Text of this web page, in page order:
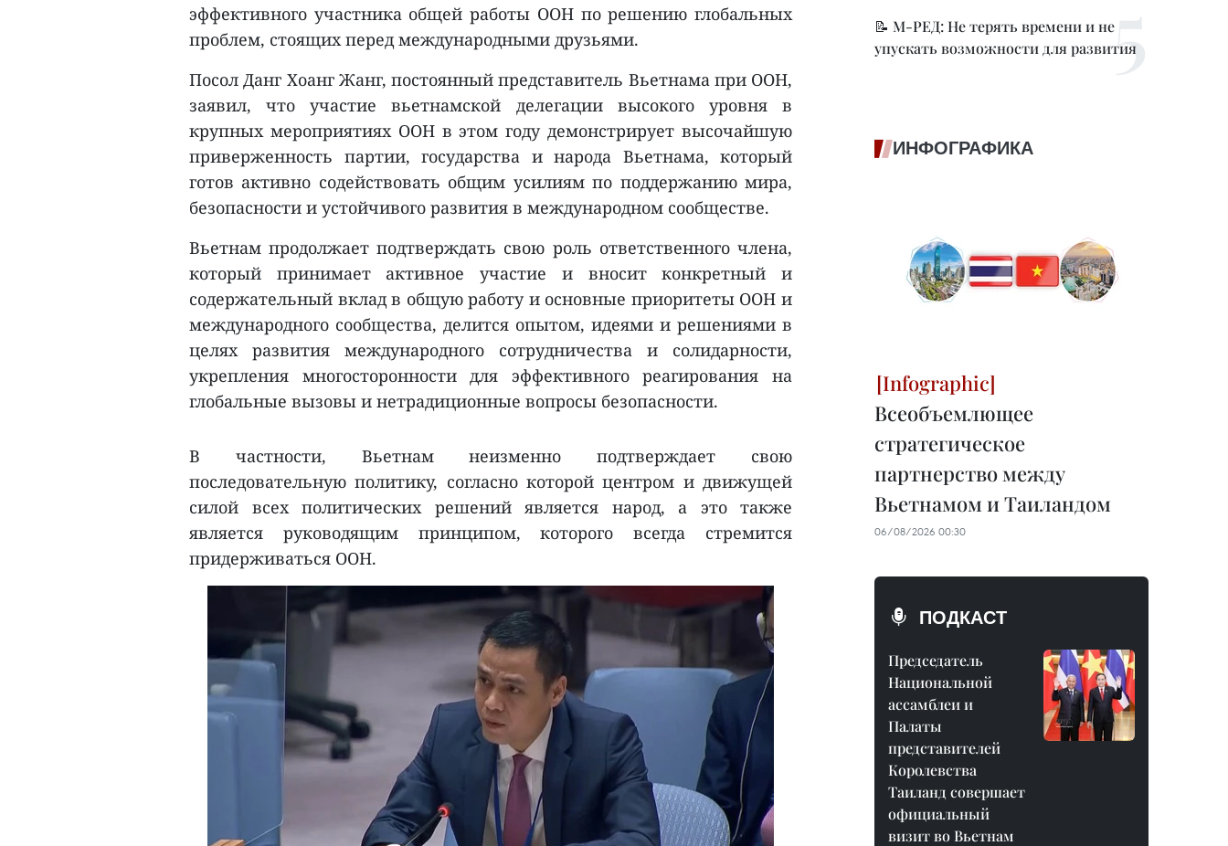
эффективного участника общей работы ООН по решению глобальных
проблем, стоящих перед международными друзьями.
Посол Данг Хоанг Жанг, постоянный представитель Вьетнама при ООН,
заявил, что участие вьетнамской делегации высокого уровня в
крупных мероприятиях ООН в этом году демонстрирует высочайшую
приверженность партии, государства и народа Вьетнама, который
готов активно содействовать общим усилиям по поддержанию мира,
безопасности и устойчивого развития в международном сообществе.
Вьетнам продолжает подтверждать свою роль ответственного члена,
который принимает активное участие и вносит конкретный и
содержательный вклад в общую работу и основные приоритеты ООН и
международного сообщества, делится опытом, идеями и решениями в
целях развития международного сотрудничества и солидарности,
укрепления многосторонности для эффективного реагирования на
глобальные вызовы и нетрадиционные вопросы безопасности.
В частности, Вьетнам неизменно подтверждает свою
последовательную политику, согласно которой центром и движущей
силой всех политических решений является народ, а это также
является руководящим принципом, которого всегда стремится
придерживаться ООН.
📝 М-РЕД: Не терять времени и не
упускать возможности для развития
ИНФОГРАФИКА
Всеобъемлющее
стратегическое
партнерство между
Вьетнамом и Таиландом
06/08/2026 00:30
ПОДКАСТ
Председатель
Национальной
ассамблеи и
Палаты
представителей
Королевства
Таиланд совершает
официальный
визит во Вьетнам